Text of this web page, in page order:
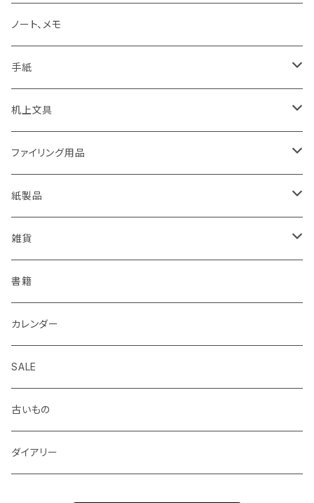
KAWEKO
LYRA
rotling
Laufern
EISEN
KOHINOOR
Helix
BIC
centropen
AUTOPOINT
PARKER
Noritake
カキノジン
フジワラリツ
kanaexpress
久奈屋
はらぺこめがね
ALASKA BUNGU
ノラヤ
杉本ふみ
みやしたゆみ
池田久美子
鉛筆まわり
ボールペン
カラーペン
シャープペンシル、芯ホルダー
万年筆
色鉛筆、クレヨン
ノート、メモ
手紙
ポストカード
ミニカード
便箋、一筆箋
封筒、ポチ袋
机上文具
糊、テープ、テープカッター
ハンコ、スタンプ、スタンプ台
ハサミ、カッター、カッティングマット
修正液、修正テープ
パンチ、ステープラー
定規、テンプレート
クリップ、割ピン、画鋲、輪ゴム、状差し
消しゴム
ファイリング用品
クリップボード
ファイル、カルトン
スクラップブック、アルバム
紙製品
伝票、領収書、納品書
メモカード、ラベルブック
マスキングテープ
付箋、シール
包装紙、紙袋
チケット、マッチラベル、切手
雑貨
ペンケース、お財布、ポーチ、カードケース
ブックカバー、栞、ブックスタンド
バッグ
バッジ、ブローチ、キーホルダー
ハンカチ、手ぬぐい
書籍
カレンダー
SALE
古いもの
ダイアリー